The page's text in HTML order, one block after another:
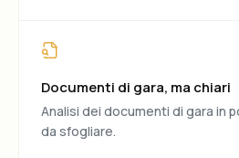
Documenti di gara, ma chiari
Analisi dei documenti di gara in
da sfogliare.